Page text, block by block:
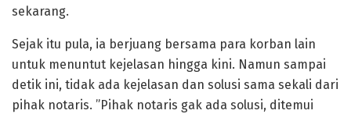
sekarang.
Sejak itu pula, ia berjuang bersama para korban lain
untuk menuntut kejelasan hingga kini. Namun sampai
detik ini, tidak ada kejelasan dan solusi sama sekali dari
pihak notaris. ”Pihak notaris gak ada solusi, ditemui